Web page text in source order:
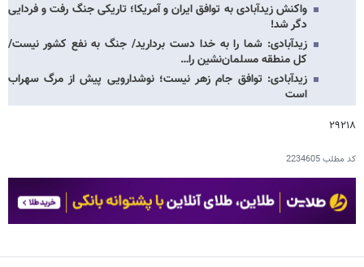
واکنش زیدآبادی به توافق ایران و آمریکا؛ تاریکی جنگ رفت و فردایی
دگر شد!
زیدآبادی: شما را به خدا دست بردارید/ جنگ به نفع کشور نیست/
کل منطقه مسلمان‌نشین را…
زیدآبادی: توافق جام زهر نیست؛ نوشدارویی پیش از مرگ سهراب
است
۲۹۲۱۸
کد مطلب2234605